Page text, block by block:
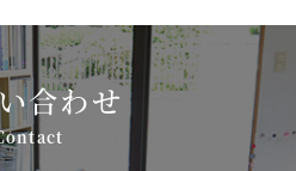
合わせ